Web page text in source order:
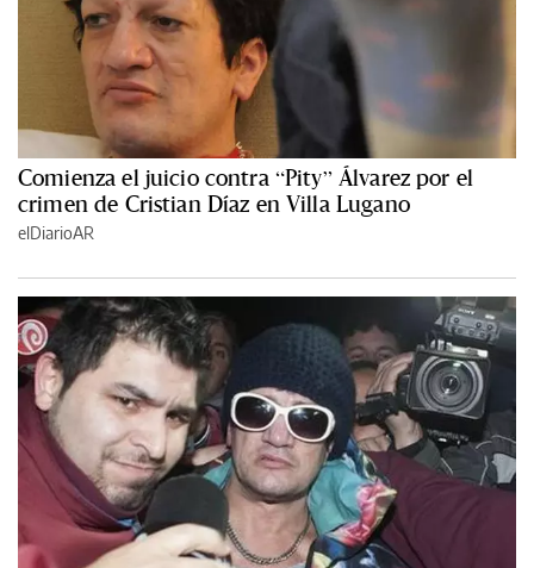
Comienza el juicio contra “Pity” Álvarez por el
crimen de Cristian Díaz en Villa Lugano
elDiarioAR